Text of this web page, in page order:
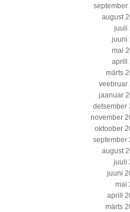
september
august
juuli
juuni
mai
aprill
märts
veebruar
jaanuar
detsember
november
oktoober
september
august
juuli
juuni
mai
aprill
märts